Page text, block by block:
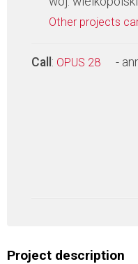
Other projects
Call : OPUS 28 -
Project description